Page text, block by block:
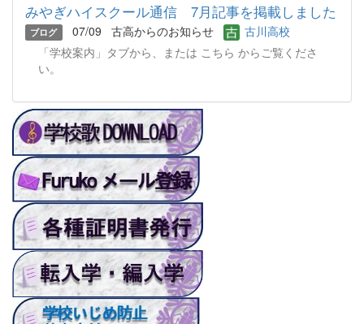
みやぎハイスクール通信 7月記事を掲載しました
ブログ 07/09 古高からのお知らせ
古川高校
「学校案内」タブから、または こちら からご覧くださ
い。